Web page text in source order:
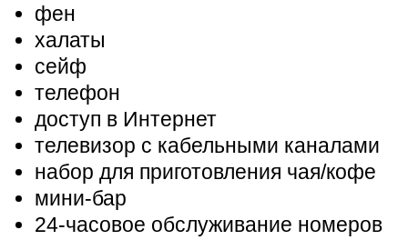
фен
халаты
сейф
телефон
доступ в Интернет
телевизор с кабельными каналами
набор для приготовления чая/кофе
мини-бар
24-часовое обслуживание номеров